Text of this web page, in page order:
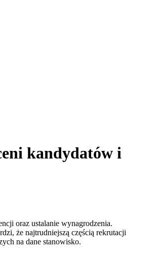
kandydatów i
oraz ustalanie wynagrodzenia.
że najtrudniejszą częścią rekrutacji
na dane stanowisko.